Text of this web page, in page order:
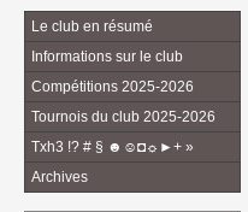
Le club en résumé
Informations sur le club
Compétitions 2025-2026
Tournois du club 2025-2026
Txh3 !? # § ☻☺◘☼►+ »
Archives